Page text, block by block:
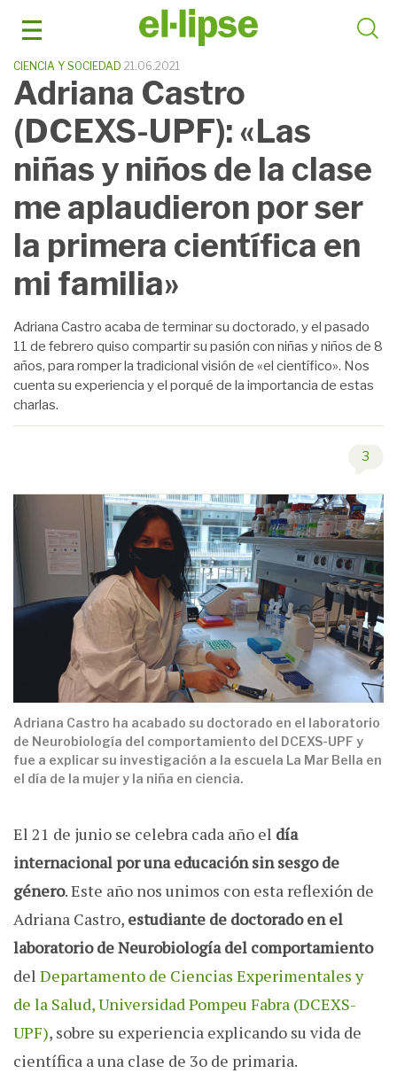
CIENCIA Y SOCIEDAD 21.06.2021
Adriana Castro
(DCEXS-UPF): «Las
niñas y niños de la clase
me aplaudieron por ser
la primera científica en
mi familia»
Adriana Castro acaba de terminar su doctorado, y el pasado
11 de febrero quiso compartir su pasión con niñas y niños de 8
años, para romper la tradicional visión de «el científico». Nos
cuenta su experiencia y el porqué de la importancia de estas
charlas.
3
Adriana Castro ha acabado su doctorado en el laboratorio
de Neurobiología del comportamiento del DCEXS-UPF y
fue a explicar su investigación a la escuela La Mar Bella en
el día de la mujer y la niña en ciencia.
El 21 de junio se celebra cada año el día
internacional por una educación sin sesgo de
género. Este año nos unimos con esta reflexión de
Adriana Castro, estudiante de doctorado en el
laboratorio de Neurobiología del comportamiento
del Departamento de Ciencias Experimentales y
de la Salud, Universidad Pompeu Fabra (DCEXS-
UPF), sobre su experiencia explicando su vida de
científica a una clase de 3o de primaria.